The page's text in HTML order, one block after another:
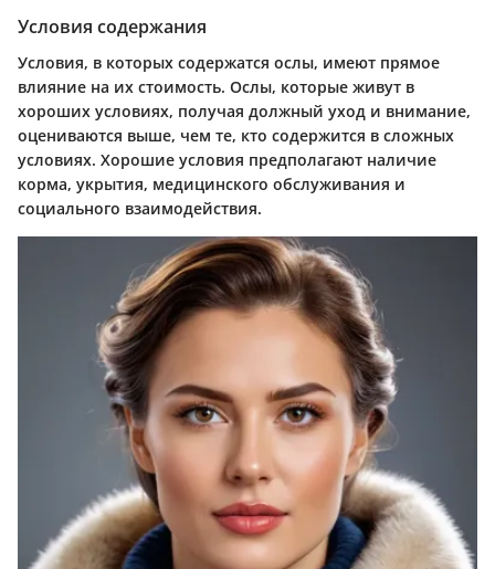
Условия содержания
Условия, в которых содержатся ослы, имеют прямое
влияние на их стоимость. Ослы, которые живут в
хороших условиях, получая должный уход и внимание,
оцениваются выше, чем те, кто содержится в сложных
условиях. Хорошие условия предполагают наличие
корма, укрытия, медицинского обслуживания и
социального взаимодействия.